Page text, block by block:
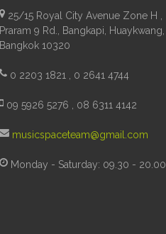
25/15 Royal City Avenue Zone H ,
Praram 9 Rd., Bangkapi, Huaykwang,
Bangkok 10320
0 2203 1821 , 0 2641 4744
09 5926 5276 , 08 6311 4142
musicspaceteam@gmail.com
Monday - Saturday: 09.30 - 20.00